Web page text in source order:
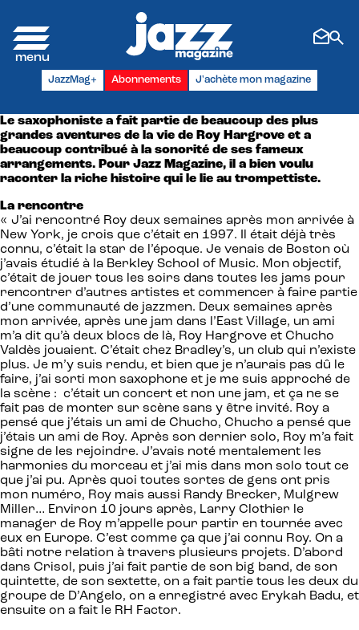
JazzMag+ Abonnements J'achète mon magazine
Le saxophoniste a fait partie de beaucoup des plus
grandes aventures de la vie de Roy Hargrove et a
beaucoup contribué à la sonorité de ses fameux
arrangements. Pour Jazz Magazine, il a bien voulu
raconter la riche histoire qui le lie au trompettiste.
La rencontre
« J’ai rencontré Roy deux semaines après mon arrivée à
New York, je crois que c’était en 1997. Il était déjà très
connu, c’était la star de l’époque. Je venais de Boston où
j’avais étudié à la Berkley School of Music. Mon objectif,
c’était de jouer tous les soirs dans toutes les jams pour
rencontrer d’autres artistes et commencer à faire partie
d’une communauté de jazzmen. Deux semaines après
mon arrivée, après une jam dans l’East Village, un ami
m’a dit qu’à deux blocs de là, Roy Hargrove et Chucho
Valdès jouaient. C’était chez Bradley’s, un club qui n’existe
plus. Je m’y suis rendu, et bien que je n’aurais pas dû le
faire, j’ai sorti mon saxophone et je me suis approché de
la scène : c’était un concert et non une jam, et ça ne se
fait pas de monter sur scène sans y être invité. Roy a
pensé que j’étais un ami de Chucho, Chucho a pensé que
j’étais un ami de Roy. Après son dernier solo, Roy m’a fait
signe de les rejoindre. J’avais noté mentalement les
harmonies du morceau et j’ai mis dans mon solo tout ce
que j’ai pu. Après quoi toutes sortes de gens ont pris
mon numéro, Roy mais aussi Randy Brecker, Mulgrew
Miller… Environ 10 jours après, Larry Clothier le
manager de Roy m’appelle pour partir en tournée avec
eux en Europe. C’est comme ça que j’ai connu Roy. On a
bâti notre relation à travers plusieurs projets. D’abord
dans Crisol, puis j’ai fait partie de son big band, de son
quintette, de son sextette, on a fait partie tous les deux du
groupe de D’Angelo, on a enregistré avec Erykah Badu, et
ensuite on a fait le RH Factor.